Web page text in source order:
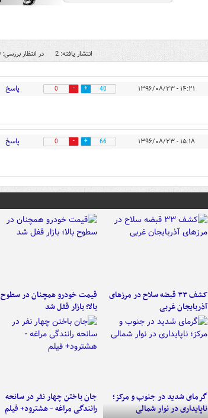
انتشار یافته: 2 در انتظار بررسی: 0
۱۴:۲۱ - ۱۳۹۶/۰۸/۲۳ 40
0 پاسخ
۱۵:۱۸ - ۱۳۹۶/۰۸/۲۳ 66
0 پاسخ
کشف ۳۳ قبضه سلاح در مرزهای
آذربایجان غربی
قیمت خودرو همچنان در سطوح
بالا؛ بازار قفل شد
گرمای شدید در جنوب و مرکز؛
ناپایداری در نوار شمالی
جان باختن چهار نفر در سانحه
رانندگی مراغه - هشترود+ فیلم